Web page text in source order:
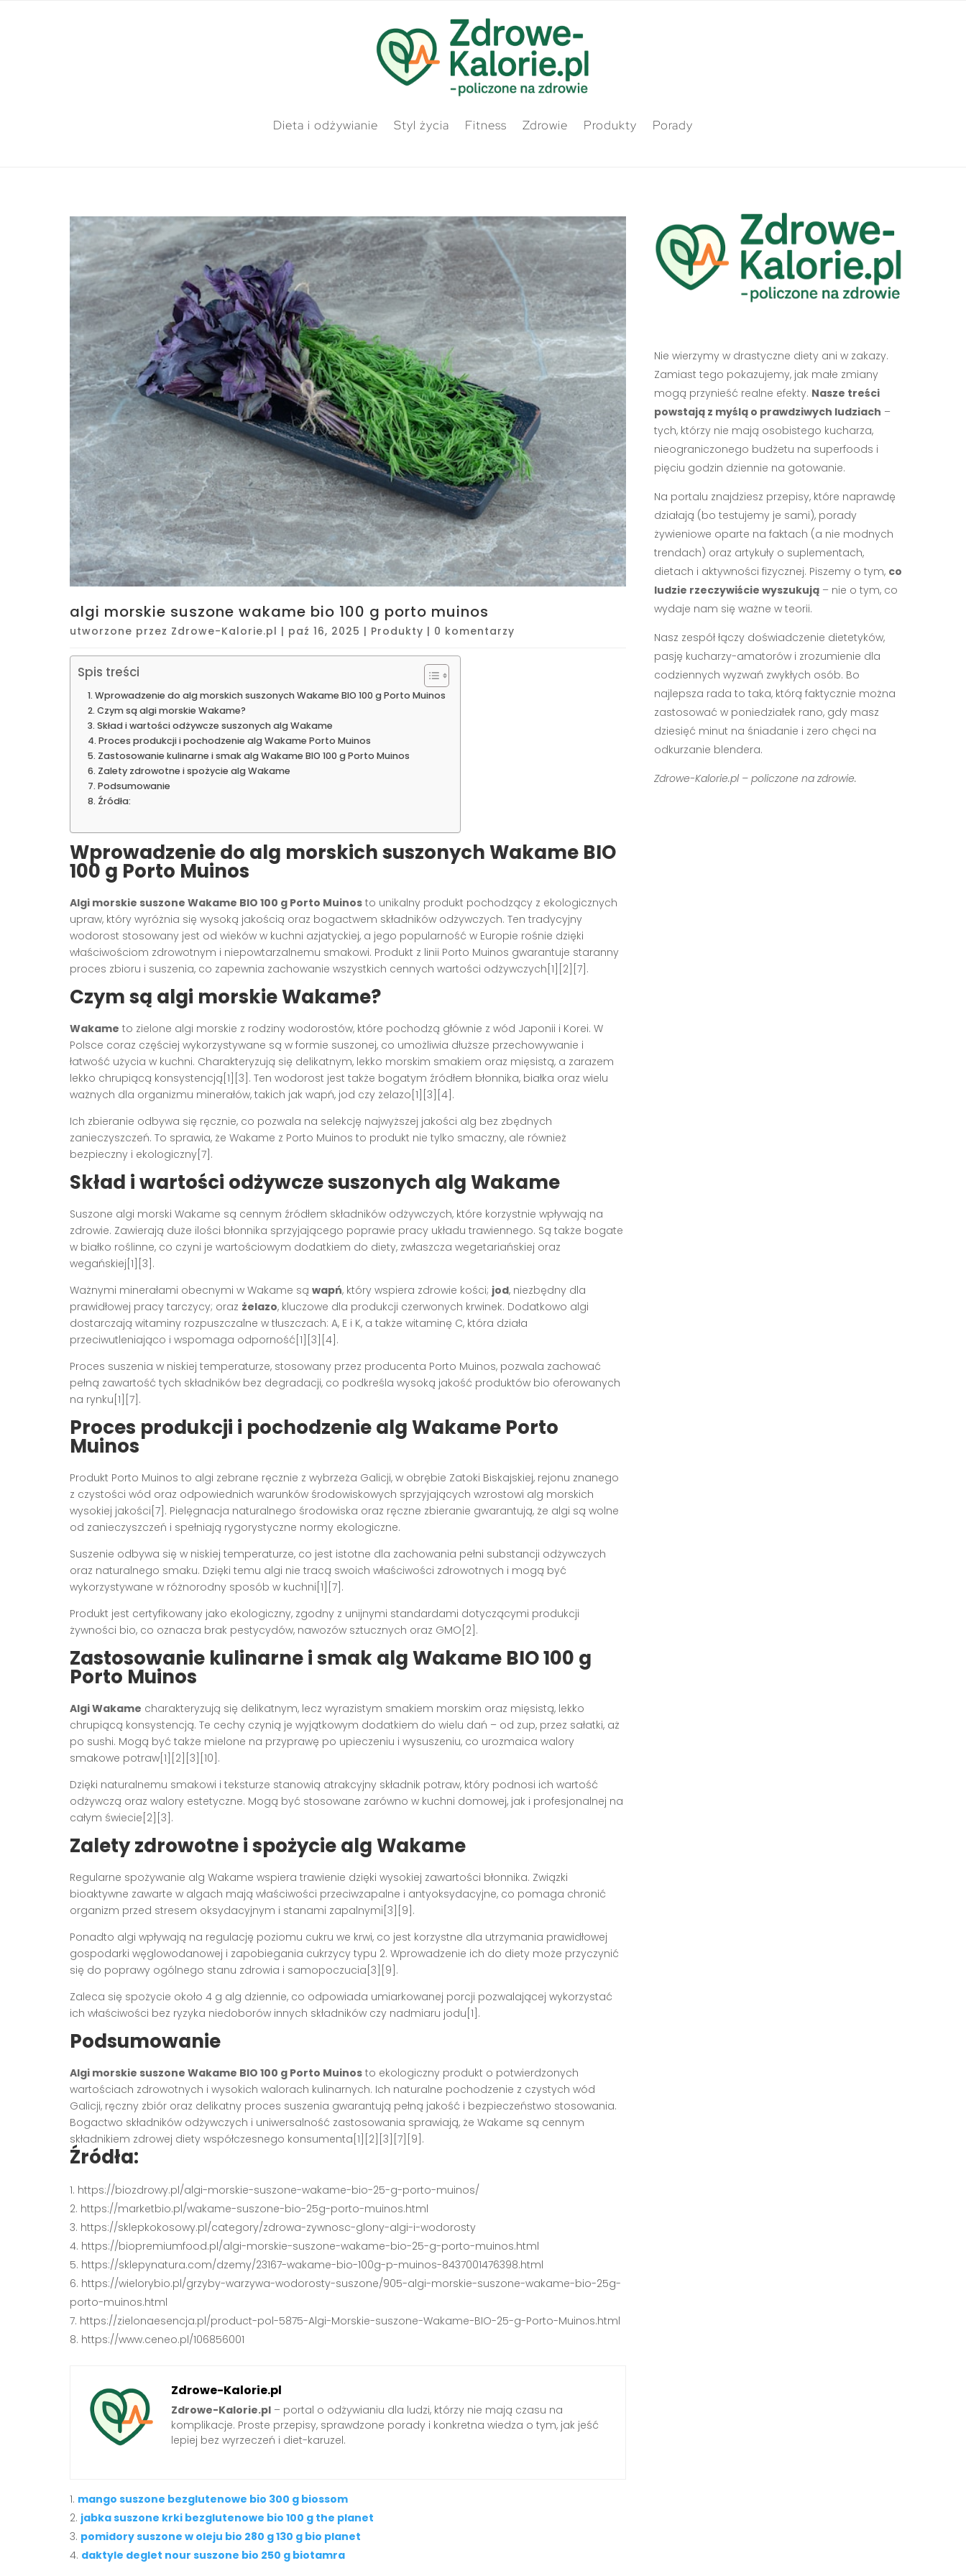
Dieta i odżywianie Styl życia Fitness Zdrowie Produkty Porady
algi morskie suszone wakame bio 100 g porto muinos
utworzone przez Zdrowe-Kalorie.pl | paź 16, 2025 | Produkty | 0 komentarzy
Spis treści
Wprowadzenie do alg morskich suszonych Wakame BIO 100 g Porto Muinos
Czym są algi morskie Wakame?
Skład i wartości odżywcze suszonych alg Wakame
Proces produkcji i pochodzenie alg Wakame Porto Muinos
Zastosowanie kulinarne i smak alg Wakame BIO 100 g Porto Muinos
Zalety zdrowotne i spożycie alg Wakame
Podsumowanie
Źródła:
Wprowadzenie do alg morskich suszonych Wakame BIO
100 g Porto Muinos
Algi morskie suszone Wakame BIO 100 g Porto Muinos to unikalny produkt pochodzący z ekologicznych
upraw, który wyróżnia się wysoką jakością oraz bogactwem składników odżywczych. Ten tradycyjny
wodorost stosowany jest od wieków w kuchni azjatyckiej, a jego popularność w Europie rośnie dzięki
właściwościom zdrowotnym i niepowtarzalnemu smakowi. Produkt z linii Porto Muinos gwarantuje staranny
proces zbioru i suszenia, co zapewnia zachowanie wszystkich cennych wartości odżywczych[1][2][7].
Czym są algi morskie Wakame?
Wakame to zielone algi morskie z rodziny wodorostów, które pochodzą głównie z wód Japonii i Korei. W
Polsce coraz częściej wykorzystywane są w formie suszonej, co umożliwia dłuższe przechowywanie i
łatwość użycia w kuchni. Charakteryzują się delikatnym, lekko morskim smakiem oraz mięsistą, a zarazem
lekko chrupiącą konsystencją[1][3]. Ten wodorost jest także bogatym źródłem błonnika, białka oraz wielu
ważnych dla organizmu minerałów, takich jak wapń, jod czy żelazo[1][3][4].
Ich zbieranie odbywa się ręcznie, co pozwala na selekcję najwyższej jakości alg bez zbędnych
zanieczyszczeń. To sprawia, że Wakame z Porto Muinos to produkt nie tylko smaczny, ale również
bezpieczny i ekologiczny[7].
Skład i wartości odżywcze suszonych alg Wakame
Suszone algi morski Wakame są cennym źródłem składników odżywczych, które korzystnie wpływają na
zdrowie. Zawierają duże ilości błonnika sprzyjającego poprawie pracy układu trawiennego. Są także bogate
w białko roślinne, co czyni je wartościowym dodatkiem do diety, zwłaszcza wegetariańskiej oraz
wegańskiej[1][3].
Ważnymi minerałami obecnymi w Wakame są wapń, który wspiera zdrowie kości; jod, niezbędny dla
prawidłowej pracy tarczycy; oraz żelazo, kluczowe dla produkcji czerwonych krwinek. Dodatkowo algi
dostarczają witaminy rozpuszczalne w tłuszczach: A, E i K, a także witaminę C, która działa
przeciwutleniająco i wspomaga odporność[1][3][4].
Proces suszenia w niskiej temperaturze, stosowany przez producenta Porto Muinos, pozwala zachować
pełną zawartość tych składników bez degradacji, co podkreśla wysoką jakość produktów bio oferowanych
na rynku[1][7].
Proces produkcji i pochodzenie alg Wakame Porto
Muinos
Produkt Porto Muinos to algi zebrane ręcznie z wybrzeża Galicji, w obrębie Zatoki Biskajskiej, rejonu znanego
z czystości wód oraz odpowiednich warunków środowiskowych sprzyjających wzrostowi alg morskich
wysokiej jakości[7]. Pielęgnacja naturalnego środowiska oraz ręczne zbieranie gwarantują, że algi są wolne
od zanieczyszczeń i spełniają rygorystyczne normy ekologiczne.
Suszenie odbywa się w niskiej temperaturze, co jest istotne dla zachowania pełni substancji odżywczych
oraz naturalnego smaku. Dzięki temu algi nie tracą swoich właściwości zdrowotnych i mogą być
wykorzystywane w różnorodny sposób w kuchni[1][7].
Produkt jest certyfikowany jako ekologiczny, zgodny z unijnymi standardami dotyczącymi produkcji
żywności bio, co oznacza brak pestycydów, nawozów sztucznych oraz GMO[2].
Zastosowanie kulinarne i smak alg Wakame BIO 100 g
Porto Muinos
Algi Wakame charakteryzują się delikatnym, lecz wyrazistym smakiem morskim oraz mięsistą, lekko
chrupiącą konsystencją. Te cechy czynią je wyjątkowym dodatkiem do wielu dań – od zup, przez sałatki, aż
po sushi. Mogą być także mielone na przyprawę po upieczeniu i wysuszeniu, co urozmaica walory
smakowe potraw[1][2][3][10].
Dzięki naturalnemu smakowi i teksturze stanowią atrakcyjny składnik potraw, który podnosi ich wartość
odżywczą oraz walory estetyczne. Mogą być stosowane zarówno w kuchni domowej, jak i profesjonalnej na
całym świecie[2][3].
Zalety zdrowotne i spożycie alg Wakame
Regularne spożywanie alg Wakame wspiera trawienie dzięki wysokiej zawartości błonnika. Związki
bioaktywne zawarte w algach mają właściwości przeciwzapalne i antyoksydacyjne, co pomaga chronić
organizm przed stresem oksydacyjnym i stanami zapalnymi[3][9].
Ponadto algi wpływają na regulację poziomu cukru we krwi, co jest korzystne dla utrzymania prawidłowej
gospodarki węglowodanowej i zapobiegania cukrzycy typu 2. Wprowadzenie ich do diety może przyczynić
się do poprawy ogólnego stanu zdrowia i samopoczucia[3][9].
Zaleca się spożycie około 4 g alg dziennie, co odpowiada umiarkowanej porcji pozwalającej wykorzystać
ich właściwości bez ryzyka niedoborów innych składników czy nadmiaru jodu[1].
Podsumowanie
Algi morskie suszone Wakame BIO 100 g Porto Muinos to ekologiczny produkt o potwierdzonych
wartościach zdrowotnych i wysokich walorach kulinarnych. Ich naturalne pochodzenie z czystych wód
Galicji, ręczny zbiór oraz delikatny proces suszenia gwarantują pełną jakość i bezpieczeństwo stosowania.
Bogactwo składników odżywczych i uniwersalność zastosowania sprawiają, że Wakame są cennym
składnikiem zdrowej diety współczesnego konsumenta[1][2][3][7][9].
Źródła:
https://biozdrowy.pl/algi-morskie-suszone-wakame-bio-25-g-porto-muinos/
https://marketbio.pl/wakame-suszone-bio-25g-porto-muinos.html
https://sklepkokosowy.pl/category/zdrowa-zywnosc-glony-algi-i-wodorosty
https://biopremiumfood.pl/algi-morskie-suszone-wakame-bio-25-g-porto-muinos.html
https://sklepynatura.com/dzemy/23167-wakame-bio-100g-p-muinos-8437001476398.html
https://wielorybio.pl/grzyby-warzywa-wodorosty-suszone/905-algi-morskie-suszone-wakame-bio-25g-
porto-muinos.html
https://zielonaesencja.pl/product-pol-5875-Algi-Morskie-suszone-Wakame-BIO-25-g-Porto-Muinos.html
https://www.ceneo.pl/106856001
Zdrowe-Kalorie.pl
Zdrowe-Kalorie.pl – portal o odżywianiu dla ludzi, którzy nie mają czasu na
komplikacje. Proste przepisy, sprawdzone porady i konkretna wiedza o tym, jak jeść
lepiej bez wyrzeczeń i diet-karuzel.
mango suszone bezglutenowe bio 300 g biossom
jabka suszone krki bezglutenowe bio 100 g the planet
pomidory suszone w oleju bio 280 g 130 g bio planet
daktyle deglet nour suszone bio 250 g biotamra
Nie wierzymy w drastyczne diety ani w zakazy.
Zamiast tego pokazujemy, jak małe zmiany
mogą przynieść realne efekty. Nasze treści
powstają z myślą o prawdziwych ludziach –
tych, którzy nie mają osobistego kucharza,
nieograniczonego budżetu na superfoods i
pięciu godzin dziennie na gotowanie.
Na portalu znajdziesz przepisy, które naprawdę
działają (bo testujemy je sami), porady
żywieniowe oparte na faktach (a nie modnych
trendach) oraz artykuły o suplementach,
dietach i aktywności fizycznej. Piszemy o tym, co
ludzie rzeczywiście wyszukują– nie o tym, co
wydaje nam się ważne w teorii.
Nasz zespół łączy doświadczenie dietetyków,
pasję kucharzy-amatorów i zrozumienie dla
codziennych wyzwań zwykłych osób. Bo
najlepsza rada to taka, którą faktycznie można
zastosować w poniedziałek rano, gdy masz
dziesięć minut na śniadanie i zero chęci na
odkurzanie blendera.
Zdrowe-Kalorie.pl – policzone na zdrowie.